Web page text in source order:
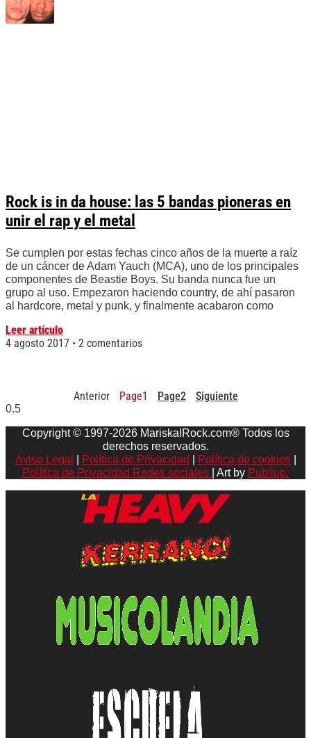
Rock is in da house: las 5 bandas pioneras en
unir el rap y el metal
Se cumplen por estas fechas cinco años de la muerte a raíz
de un cáncer de Adam Yauch (MCA), uno de los principales
componentes de Beastie Boys. Su banda nunca fue un
grupo al uso. Empezaron haciendo country, de ahí pasaron
al hardcore, metal y punk, y finalmente acabaron como
Leer artículo
4 agosto 2017
2 comentarios
Anterior Page1 Page2 Siguiente
Copyright © 1997-2026 MariskalRock.com® Todos los
derechos reservados.
Aviso Legal
Política de Privacidad Política de cookies|
Política de Privacidad Redes sociales
| Art by Publiup.